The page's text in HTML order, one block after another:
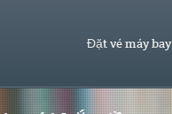
Đặt vé máy bay